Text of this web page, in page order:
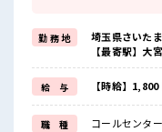
≪自分の時間も大切≫
残業はほとんどナシ！
場合によってはお願い
≪週休2日制≫
週末は家族や友人と一緒
≪自分に合った期間で働
福利厚生が整った派遣の
勤 務 地
埼玉県さいた
【最寄駅】大
給 与 【時給】1,800
職 種 コールセンタ